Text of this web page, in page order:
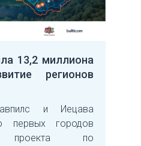
13,2 миллиона
регионов
и Иецава
первых городов
проекта по